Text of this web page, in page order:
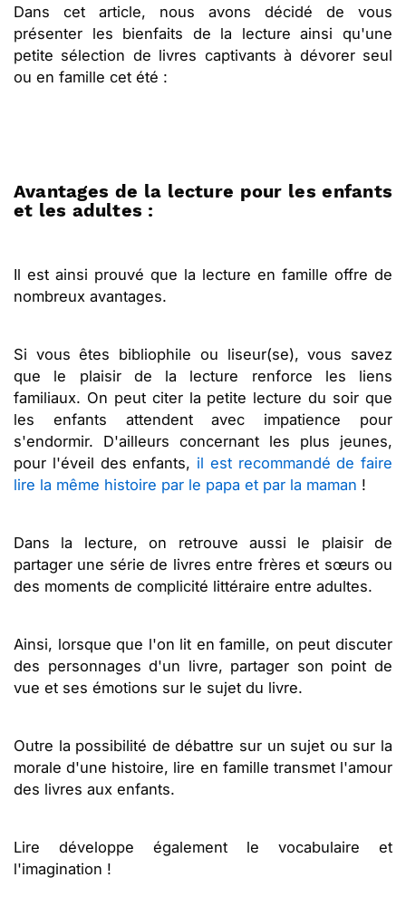
Dans cet article, nous avons décidé de vous
présenter les bienfaits de la lecture ainsi qu'une
petite sélection de livres captivants à dévorer seul
ou en famille cet été :
Avantages de la lecture pour les enfants
et les adultes :
Il est ainsi prouvé que la lecture en famille offre de
nombreux avantages.
Si vous êtes bibliophile ou liseur(se), vous savez
que le plaisir de la lecture renforce les liens
familiaux. On peut citer la petite lecture du soir que
les enfants attendent avec impatience pour
s'endormir. D'ailleurs concernant les plus jeunes,
pour l'éveil des enfants, il est recommandé de faire
lire la même histoire par le papa et par la maman !
Dans la lecture, on retrouve aussi le plaisir de
partager une série de livres entre frères et sœurs ou
des moments de complicité littéraire entre adultes.
Ainsi, lorsque que l'on lit en famille, on peut discuter
des personnages d'un livre, partager son point de
vue et ses émotions sur le sujet du livre.
Outre la possibilité de débattre sur un sujet ou sur la
morale d'une histoire, lire en famille transmet l'amour
des livres aux enfants.
Lire développe également le vocabulaire et
l'imagination !